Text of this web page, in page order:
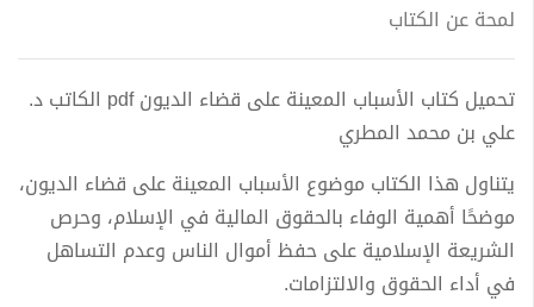
لمحة عن الكتاب
تحميل كتاب الأسباب المعينة على قضاء الديون pdf الكاتب د.
علي بن محمد المطري
يتناول هذا الكتاب موضوع الأسباب المعينة على قضاء الديون،
موضحًا أهمية الوفاء بالحقوق المالية في الإسلام، وحرص
الشريعة الإسلامية على حفظ أموال الناس وعدم التساهل
في أداء الحقوق والالتزامات.